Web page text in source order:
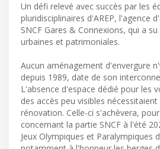
Un défi relevé avec succès par les
pluridisciplinaires d'AREP, l'agence
SNCF Gares & Connexions, qui a
urbaines et patrimoniales.
Aucun aménagement d'envergure
depuis 1989, date de son
L'absence d'espace dédié pour les
des accès peu visibles
rénovation. Celle-ci s'achèvera,
concernant la partie SNCF à l'été
Jeux Olympiques et Paralympiques